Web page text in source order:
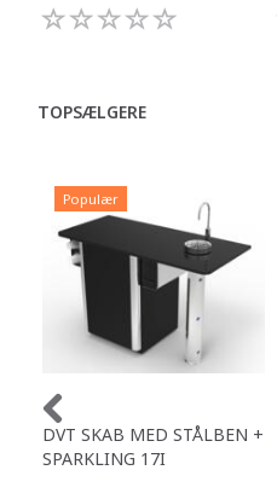
TOPSÆLGERE
Populær
DVT SKAB MED STÅLBEN +
SPARKLING 17I